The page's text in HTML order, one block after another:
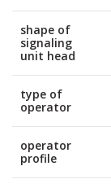
shape of
signaling
unit head
type of
operator
operator
profile